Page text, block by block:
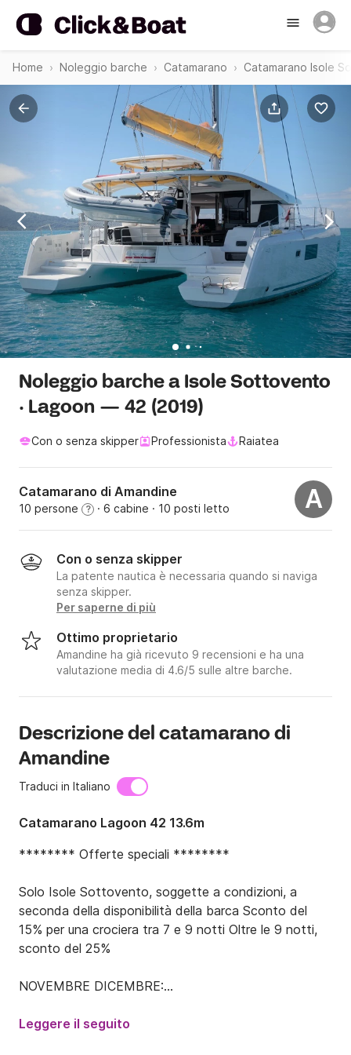
Home Noleggio barche Catamarano Catamarano Isole
Noleggio barche a Isole Sottovento
· Lagoon — 42 (2019)
Con o senza skipper Professionista Raiatea
Catamarano di Amandine
10 persone ? · 6 cabine · 10 posti letto A
Con o senza skipper
La patente nautica è necessaria quando si naviga
senza skipper.
Per saperne di più
Ottimo proprietario
Amandine ha già ricevuto 9 recensioni e ha una
valutazione media di 4.6/5 sulle altre barche.
Descrizione del catamarano di
Amandine
Traduci in Italiano
Catamarano Lagoon 42 13.6m
******** Offerte speciali ********
Solo Isole Sottovento, soggette a condizioni, a
seconda della disponibilità della barca Sconto del
15% per una crociera tra 7 e 9 notti Oltre le 9 notti,
sconto del 25%
NOVEMBRE DICEMBRE:
Leggere il seguito